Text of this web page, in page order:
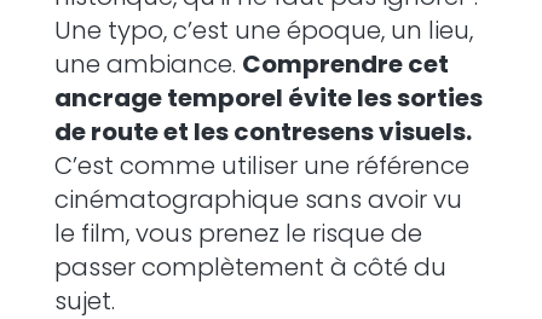
Une typo, c’est une époque, un lieu,
une ambiance. Comprendre cet
ancrage temporel évite les sorties
de route et les contresens visuels.
C’est comme utiliser une référence
cinématographique sans avoir vu
le film, vous prenez le risque de
passer complètement à côté du
sujet.